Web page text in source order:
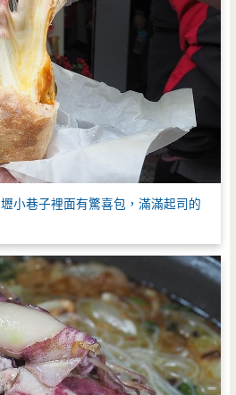
小巷子裡面有驚喜包，滿滿起司的